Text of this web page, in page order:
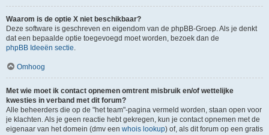
Waarom is de optie X niet beschikbaar?
Deze software is geschreven en eigendom van de phpBB-Groep. Als je denkt
dat een bepaalde optie toegevoegd moet worden, bezoek dan de
phpBB Ideeën sectie
Omhoog
Met wie moet ik contact opnemen omtrent misbruik en/of wettelijke
kwesties in verband met dit forum?
Alle beheerders die op de "het team"-pagina vermeld worden, staan open voor
je klachten. Als je geen reactie hebt gekregen, kun je contact opnemen met de
eigenaar van het domein (dmv een whois lookup) of, als dit forum op een gratis